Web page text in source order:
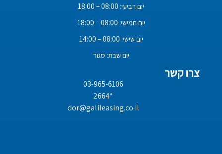
יום רביעי: 08:00 – 18:00
יום חמישי: 08:00 – 18:00
יום שישי: 08:00 – 14:00
יום שבת: סגור
צרו קשר
03-965-6106
*2664
dor@galileasing.co.il